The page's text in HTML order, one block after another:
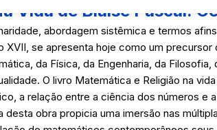
Vida de Blaise Pascal:
abordagem sistêmica e termos
se apresenta hoje como um
da Física, da Engenharia, da
O livro Matemática e Religião na
a relação entre a ciência dos números e
obra propicia uma imersão nas